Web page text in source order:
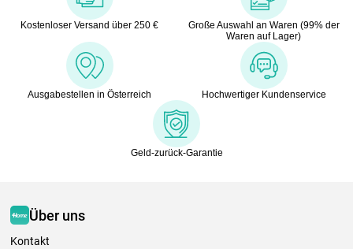
Kostenloser Versand über 250 €
Große Auswahl an Waren (99% der
Waren auf Lager)
Ausgabestellen in Österreich Hochwertiger Kundenservice
Geld-zurück-Garantie
Über uns
Kontakt